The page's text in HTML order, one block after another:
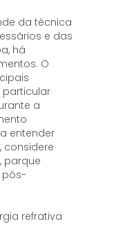
da técnica
e das
há
O
particular
a
entender
considere
parque
refrativa